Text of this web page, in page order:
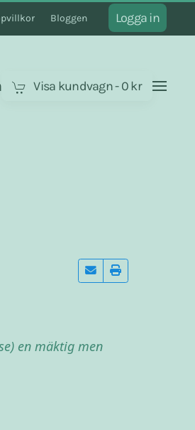
Bloggen Logga in
Visa kundvagn-0 kr
en mäktig men